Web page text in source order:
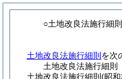
○土地改良法施行細則
土地改良法施行細則 を次
土地改良法施行細則
土地改良法施行細則(昭